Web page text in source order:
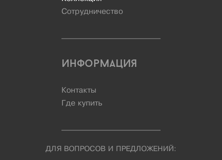
Сотрудничество
Информация
Контакты
Где купить
ДЛЯ ВОПРОСОВ И ПРЕДЛОЖЕНИЙ: